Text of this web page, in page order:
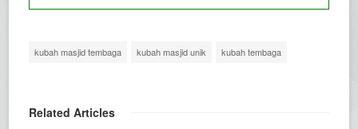
kubah masjid tembaga kubah masjid unik kubah tembaga
Related Articles